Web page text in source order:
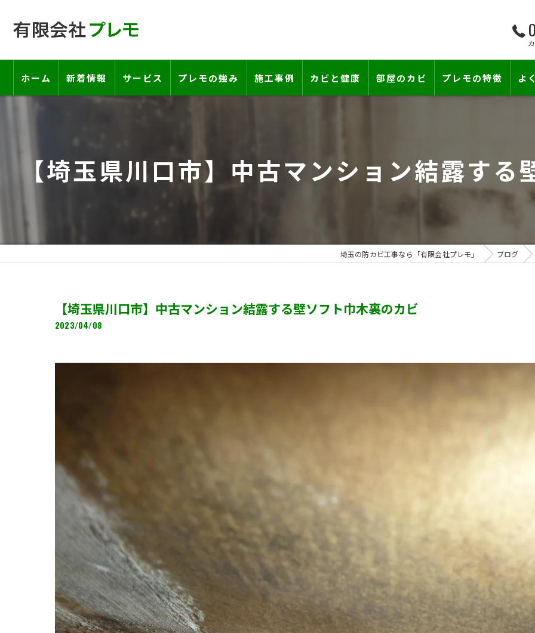
ホーム 新着情報 サービス プレモの強み 施工事例 カビと健康 部屋のカビ
壁紙カビ・壁紙下地のカビ
カビ臭い部屋
砂壁・珪藻土のカビ
プレモの特徴
漏水事故のカビ
部屋の除菌消臭
よ
【埼玉県川口市】中古マンション結露す
埼玉の防カビ工事なら「有限会社プレモ」 ブログ
【埼玉県川口市】中古マンション結露する壁ソフト巾木裏のカビ
2023/04/08